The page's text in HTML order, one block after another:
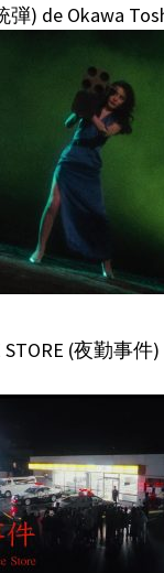
) de Okawa
STORE (夜勤事